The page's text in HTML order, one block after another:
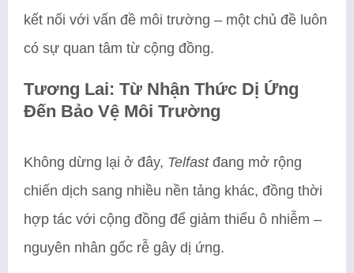
kết nối với vấn đề môi trường – một chủ đề luôn
có sự quan tâm từ cộng đồng.
Tương Lai: Từ Nhận Thức Dị Ứng
Đến Bảo Vệ Môi Trường
Không dừng lại ở đây, Telfastđang mở rộng
chiến dịch sang nhiều nền tảng khác, đồng thời
hợp tác với cộng đồng để giảm thiểu ô nhiễm –
nguyên nhân gốc rễ gây dị ứng.